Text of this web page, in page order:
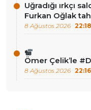
Uğradığı ırkçı
Furkan Oğlak
8 Ağustos 2026 22:18
Ömer Çelik’le
8 Ağustos 2026 22:16